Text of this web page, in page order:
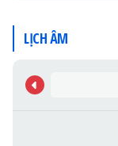
LỊCH ÂM